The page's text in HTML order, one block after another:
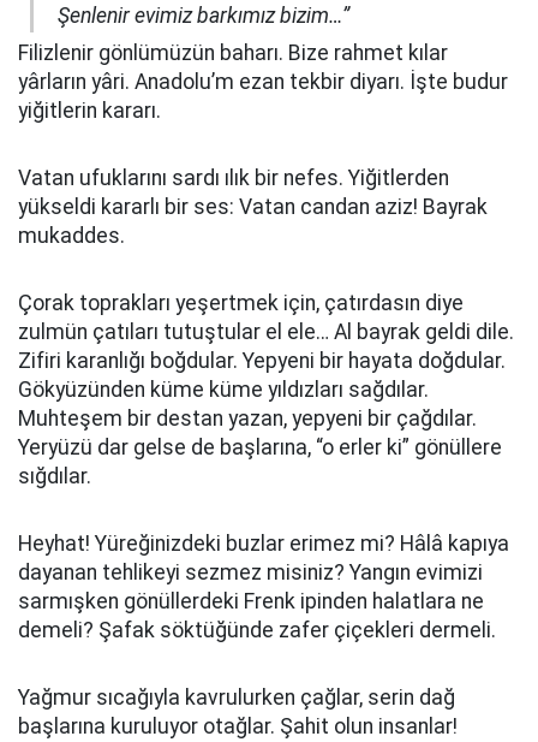
Şenlenir evimiz barkımız bizim…”
Filizlenir gönlümüzün baharı. Bize rahmet kılar
yârların yâri. Anadolu’m ezan tekbir diyarı. İşte budur
yiğitlerin kararı.
Vatan ufuklarını sardı ılık bir nefes. Yiğitlerden
yükseldi kararlı bir ses: Vatan candan aziz! Bayrak
mukaddes.
Çorak toprakları yeşertmek için, çatırdasın diye
zulmün çatıları tutuştular el ele… Al bayrak geldi dile.
Zifiri karanlığı boğdular. Yepyeni bir hayata doğdular.
Gökyüzünden küme küme yıldızları sağdılar.
Muhteşem bir destan yazan, yepyeni bir çağdılar.
Yeryüzü dar gelse de başlarına, “o erler ki” gönüllere
sığdılar.
Heyhat! Yüreğinizdeki buzlar erimez mi? Hâlâ kapıya
dayanan tehlikeyi sezmez misiniz? Yangın evimizi
sarmışken gönüllerdeki Frenk ipinden halatlara ne
demeli? Şafak söktüğünde zafer çiçekleri dermeli.
Yağmur sıcağıyla kavrulurken çağlar, serin dağ
başlarına kuruluyor otağlar. Şahit olun insanlar!